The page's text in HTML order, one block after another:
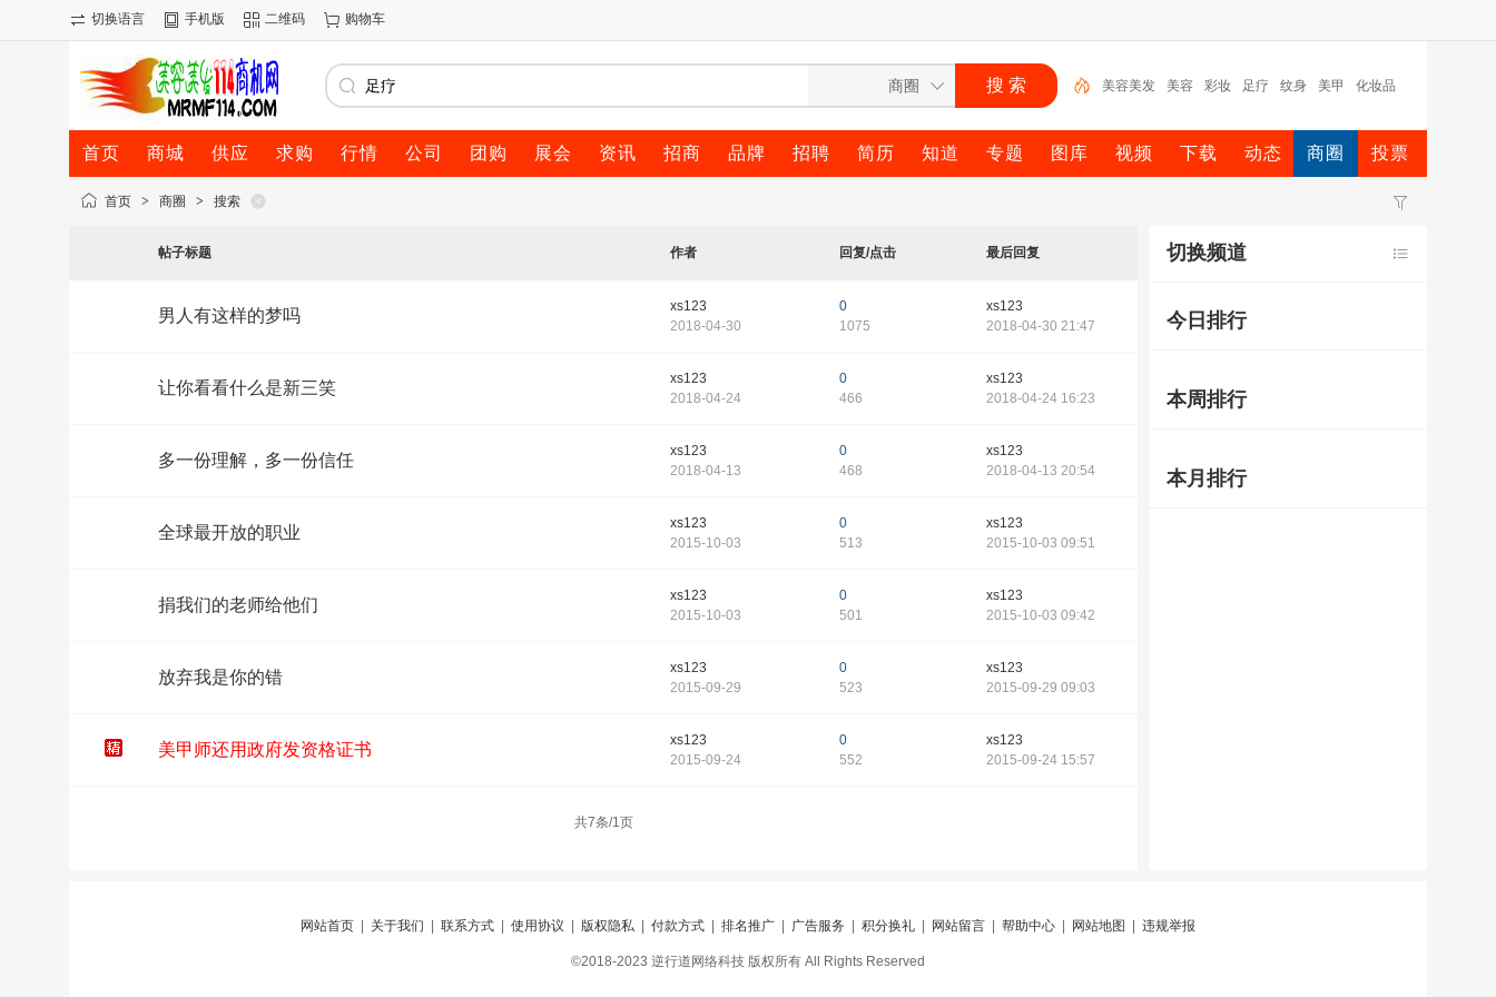
切换语言 手机版 二维码 购物车
美容美发 美容 彩妆 足疗 纹身 美甲 化妆品
人民币 美 美发
首页 商城 供应 求购 行情 公司 团购 展会 资讯 招商 品牌 招聘 简历 知道 专题 图库 视频 下载 动态 商圈 投票
首页 > 商圈 > 搜索
帖子标题 作者 回复/点击 最后回复
男人有这样的梦吗
xs123
2018-04-30
0
1075
xs123
2018-04-30 21:47
让你看看什么是新三笑
xs123
2018-04-24
0
466
xs123
2018-04-24 16:23
多一份理解，多一份信任
xs123
2018-04-13
0
468
xs123
2018-04-13 20:54
全球最开放的职业
xs123
2015-10-03
0
513
xs123
2015-10-03 09:51
捐我们的老师给他们
xs123
2015-10-03
0
501
xs123
2015-10-03 09:42
放弃我是你的错
xs123
2015-09-29
0
523
xs123
2015-09-29 09:03
美甲师还用政府发资格证书
xs123
2015-09-24
0
552
xs123
2015-09-24 15:57
共7条/1页
切换频道
今日排行
本周排行
本月排行
网站首页 关于我们 联系方式 使用协议 版权隐私 付款方式 排名推广 广告服务 积分换礼 网站留言 帮助中心 网站地图 违规举报
©2018-2023 逆行道网络科技 版权所有 All Rights Reserved